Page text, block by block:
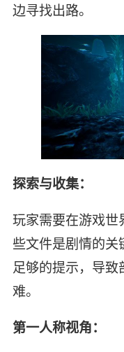
边寻找出路。
探索与收集：
玩家需要在游戏世
些文件是剧情的
足够的提示，导致
难。
第一人称视角：